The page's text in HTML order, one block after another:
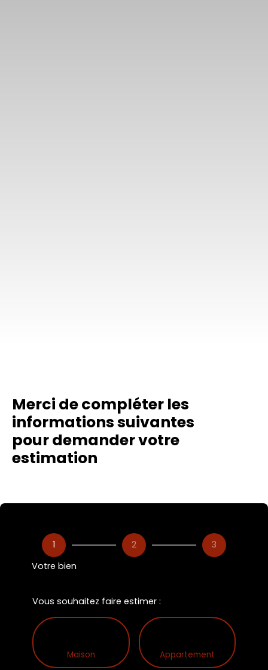
Merci de compléter les
informations suivantes
pour demander votre
estimation
1
Votre bien
2 3
Vous souhaitez faire estimer :
Maison Appartement